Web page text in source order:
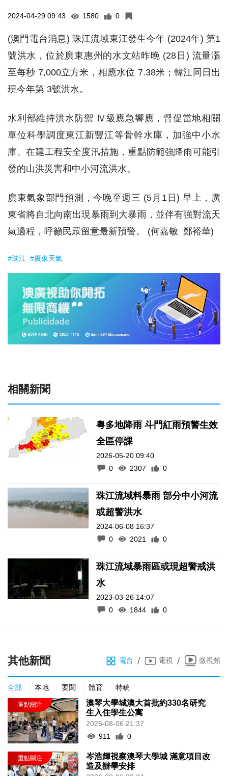
2024-04-29 09:43 1580 0
(澳門電台消息) 珠江流域東江發生今年 (2024年) 第1
號洪水，位於廣東惠州的水文站昨晚 (28日) 流量漲
至每秒 7,000立方米，相應水位 7.38米；韓江同日出
現今年第 3號洪水。
水利部維持洪水防禦 Ⅳ級應急響應，督促當地相關
單位科學調度東江新豐江等骨幹水庫，加強中小水
庫、在建工程安全度汛措施，重點防範強降雨可能引
發的山洪災害和中小河流洪水。
廣東氣象部門預測，今晚至週三 (5月1日) 早上，廣
東省將自北向南出現暴雨到大暴雨，並伴有強對流天
氣過程，呼籲民眾留意最新預警。 (何嘉敏 鄭裕華)
#珠江 #廣東天氣
相關新聞
粵多地降雨 斗門紅雨預警生效
全區停課
2026-05-20 09:40
0
2307 0
珠江流域料暴雨 部分中小河流
或超警洪水
2024-06-08 16:37
0
2021 0
珠江流域暴雨區或現超警戒洪
水
2023-03-26 14:07
0
1844 0
其他新聞 電台 / 電視 / 微視頻
全部 本地 要聞 體育 特稿
澳琴大學城澳大首批約330名研究
生入住學生公寓
2026-08-06 21:37
911
0
岑浩輝視察澳琴大學城 滿意項目改
造及辦學安排